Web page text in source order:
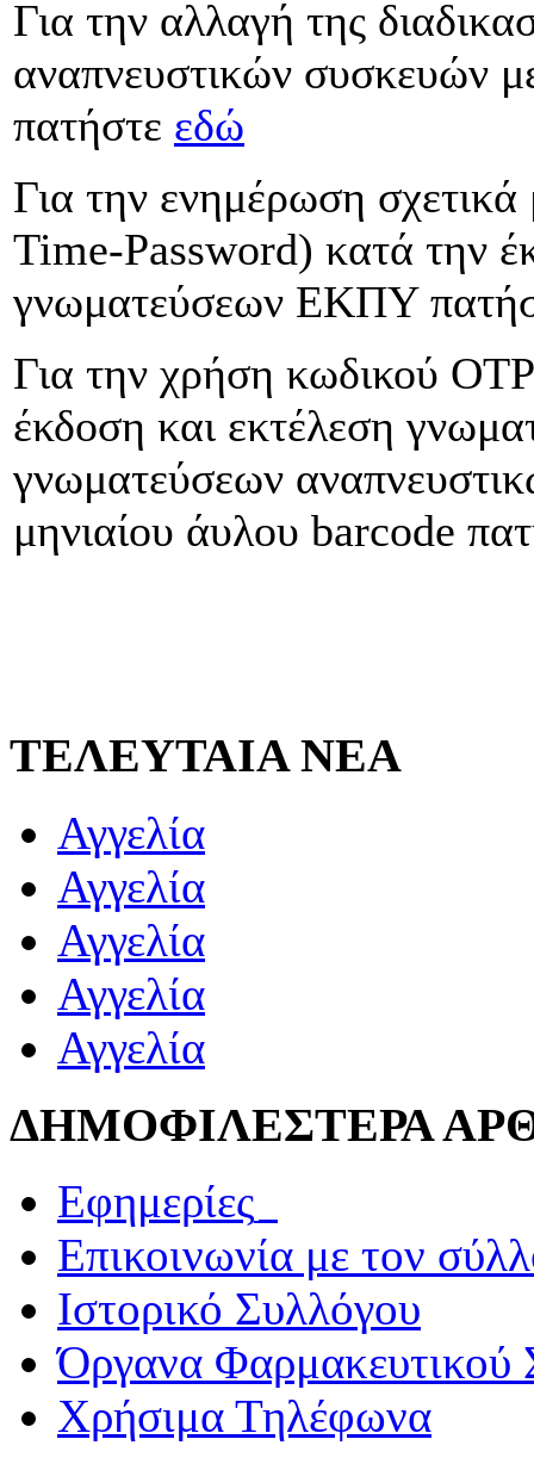
Για την αλλαγή της
αναπνευστικών συσκευών
πατήστε εδώ
Για την ενημέρωση
Time-Password) κατά την
γνωματεύσεων ΕΚΠΥ
Για την χρήση κωδικού
έκδοση και εκτέλεση
γνωματεύσεων
μηνιαίου άυλου barcode
ΤΕΛΕΥΤΑΙΑ ΝΕΑ
Αγγελία
Αγγελία
Αγγελία
Αγγελία
Αγγελία
ΔΗΜΟΦΙΛΕΣΤΕΡΑ
Εφημερίες_
Επικοινωνία με τον
Ιστορικό Συλλόγου
Όργανα Φαρμακευτικού
Χρήσιμα Τηλέφωνα